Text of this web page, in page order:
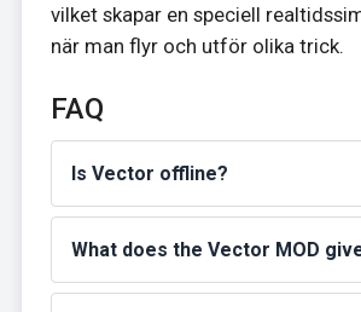
vilket skapar en speciell
när man flyr och utför olika trick.
FAQ
Is Vector offline?
What does the Vector MOD